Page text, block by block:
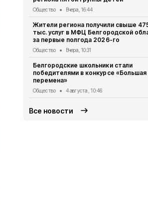
Общество Вчера, 16:44
Жители региона получили свыше
тыс. услуг в МФЦ Белгородской
за первые полгода 2026-го
Общество Вчера, 10:31
Белгородские школьники стали
победителями в конкурсе «Большая
перемена»
Общество 4 августа , 10:46
Все новости